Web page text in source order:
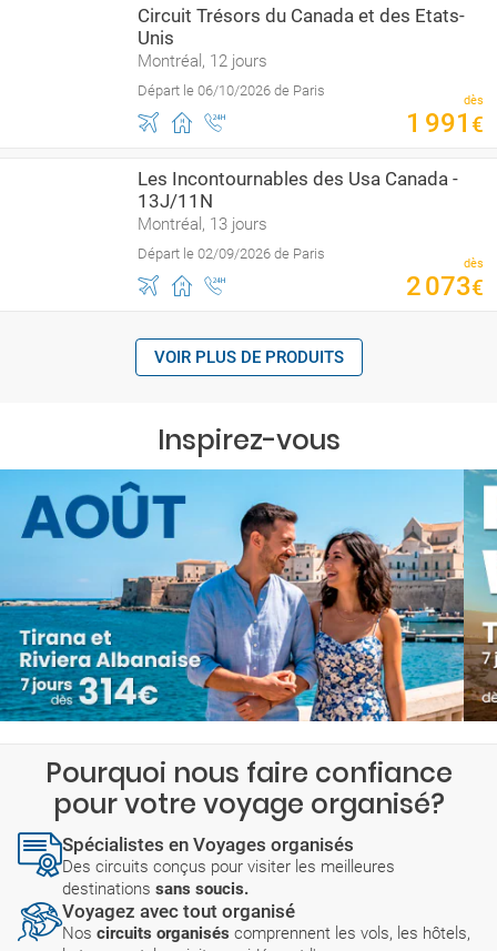
Circuit Trésors du Canada et des Etats-
Unis
Montréal, 12 jours
Départ le 06/10/2026 de Paris
dès
1 991 €
Les Incontournables des Usa Canada -
13J/11N
Montréal, 13 jours
Départ le 02/09/2026 de Paris
dès
2073€
VOIR PLUS DE PRODUITS
Inspirez-vous
Pourquoi nous faire confiance
pour votre voyage organisé?
Spécialistes en Voyages organisés
Des circuits conçus pour visiter les meilleures
destinations sans soucis.
Voyagez avec tout organisé
Nos circuits organisés comprennent les vols, les hôtels,